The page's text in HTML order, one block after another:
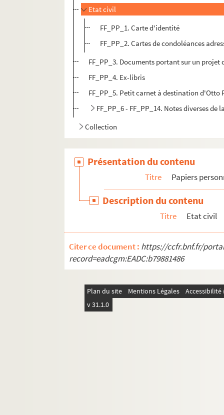
Etat civil
FF_PP_1. Carte d'identité
FF_PP_2. Cartes de condoléances
FF_PP_3. Documents portant sur un
FF_PP_4. Ex-libris
FF_PP_5. Petit carnet à destination d'Otto
FF_PP_6 - FF_PP_14. Notes diverses
Collection
Présentation du contenu
Titre Papiers
Description du contenu
Titre Etat civil
Citer ce document : https://ccfr.bnf.fr/
record=eadcgm:EADC:b79881486
Plan du site Mentions Légales
v 31.1.0